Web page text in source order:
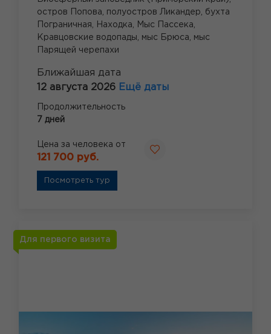
остров Попова, полуостров Ликандер, бухта
Пограничная,
Находка,
Мыс Пассека,
Кравцовские водопады, мыс Брюса, мыс
Парящей черепахи
Ближайшая дата
12 августа 2026 Ещё даты
Продолжительность
7 дней
Цена за человека от
121 700 руб.
Посмотреть тур
Для первого визита